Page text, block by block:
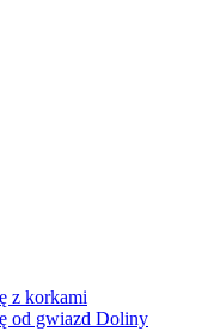
z korkami
od gwiazd Doliny